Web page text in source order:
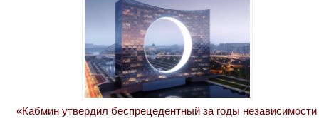
«Кабмин утвердил беспрецедентный за годы независимости